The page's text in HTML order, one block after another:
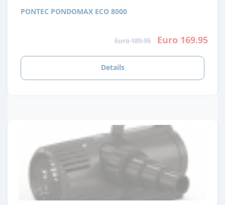
PONTEC PONDOMAX ECO 8000
Euro 189.95 Euro 169.95
Details